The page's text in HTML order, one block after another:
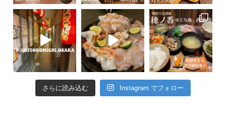
さらに読み込む Instagram でフォロー